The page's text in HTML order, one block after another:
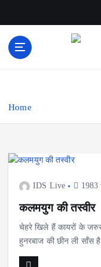
Home
IDS Live 1983
कलमयुग की तस्वीर
चेहरे खिले हैं कायरों के
हुनरबाज की छीन ली साँस